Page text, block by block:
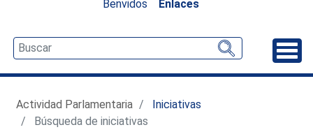
Benvidos
Enlaces
Actividad Parlamentaria
Iniciativas
Búsqueda de iniciativas